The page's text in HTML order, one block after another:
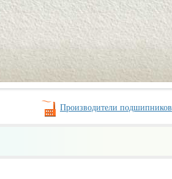
Производители подшипников